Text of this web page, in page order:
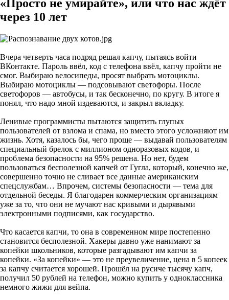
«Просто не умирайте», или что нас ждёт
через 10 лет
Вчера четверть часа подряд решал капчу, пытаясь войти
ВКонтакте. Пароль ввёл, код с телефона ввёл, капчу пройти не
смог. Выбираю велосипеды, просят выбрать мотоциклы.
Выбираю мотоциклы — подсовывают светофоры. После
светофоров — автобусы, и так бесконечно, по кругу. В итоге я
понял, что надо мной издеваются, и закрыл вкладку.
Ленивые программисты пытаются защитить глупых
пользователей от взлома и спама, но вместо этого усложняют им
жизнь. Хотя, казалось бы, чего проще — выдавай пользователям
специальный брелок с миллионом одноразовых кодов, и
проблема безопасности на 95% решена. Но нет, будем
пользоваться бесполезной капчей от Гугла, который, конечно же,
совершенно точно не сливает все данные американским
спецслужбам… Впрочем, системы безопасности — тема для
отдельной беседы. Я благодарен коммерческим организациям
уже за то, что они не мучают нас кривыми и дырявыми
электронными подписями, как государство.
Что касается капчи, то она в современном мире постепенно
становится бесполезной. Хакеры давно уже нанимают за
копейки школьников, которые разгадывают им капчи за
копейки. «За копейки» — это не преувеличение, цена в 5 копеек
за капчу считается хорошей. Прошёл на русиче тысячу капч,
получил 50 рублей на телефон, можно купить у одноклассника
немного жижи для вейпа.